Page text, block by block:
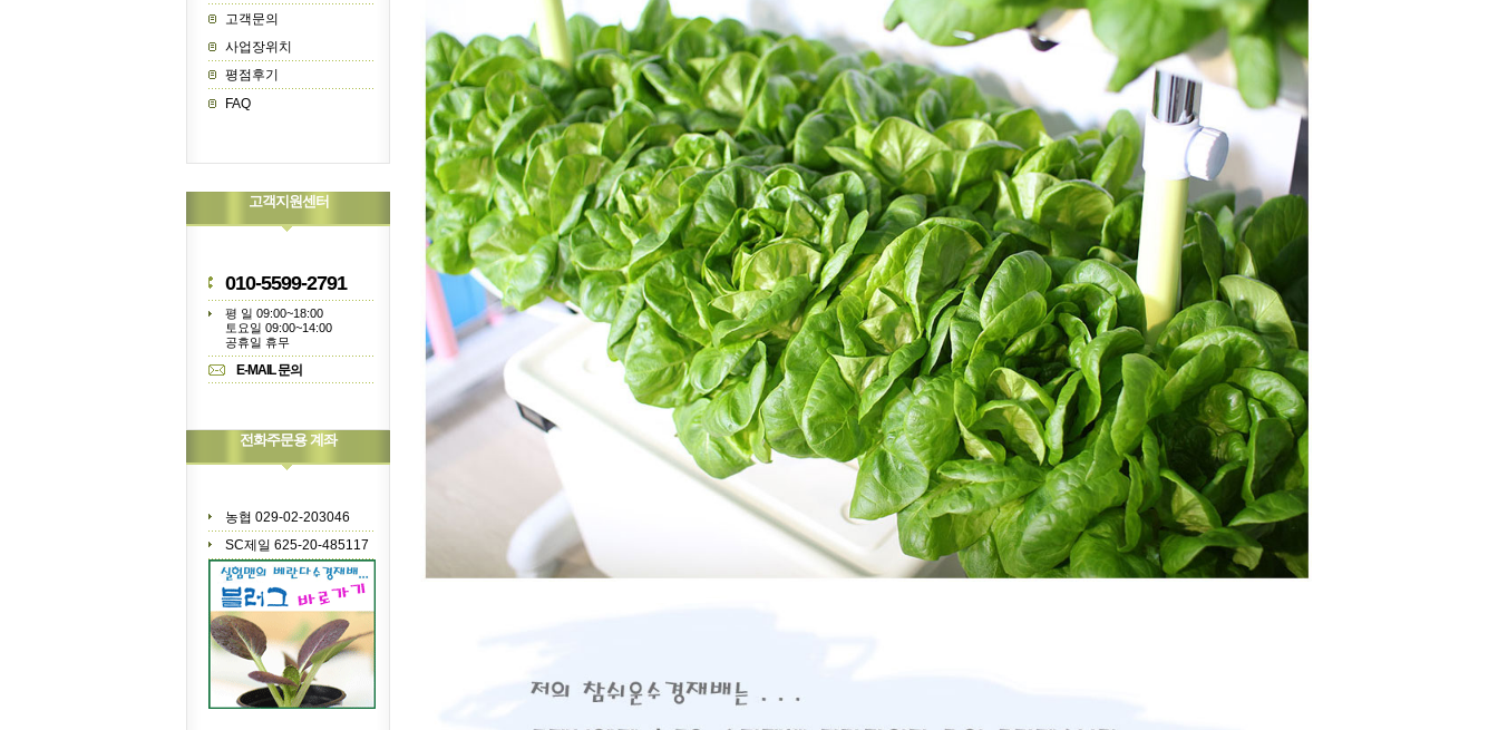
고객문의
사업장위치
평점후기
FAQ
고객지원센터
010-5599-2791
평 일 09:00~18:00
토요일 09:00~14:00
공휴일 휴무
E-MAIL 문의
전화주문용 계좌
농협 029-02-203046
SC제일 625-20-485117